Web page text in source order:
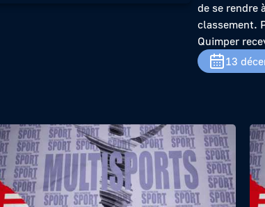
de se rendre
classement.
Quimper
13